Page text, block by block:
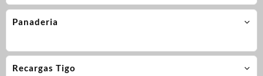
Panaderia
Recargas Tigo